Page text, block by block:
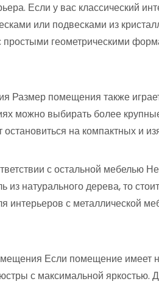
Если у вас классический
или подвесками из
простыми геометрическими
Размер помещения также
можно выбирать более
на компактных и
с остальной мебелью
из натурального дерева, то
интерьеров с металлической
Если помещение имеет
с максимальной